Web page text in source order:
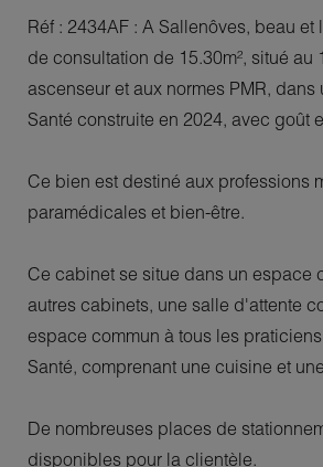
Réf : 2434AF : A Sallenôves, beau
de consultation de 15.30m², situé au
ascenseur et aux normes PMR, dans
Santé construite en 2024, avec goût
Ce bien est destiné aux professions
paramédicales et bien-être.
Ce cabinet se situe dans un espace
autres cabinets, une salle d'attente
espace commun à tous les
Santé, comprenant une cuisine et
De nombreuses places de
disponibles pour la clientèle.